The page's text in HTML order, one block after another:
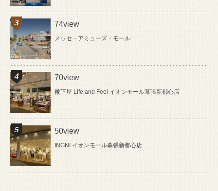
74view
メッセ・アミューズ・モール
70view
靴下屋 Life and Feel イオンモール幕張新都心店
50view
INGNI イオンモール幕張新都心店